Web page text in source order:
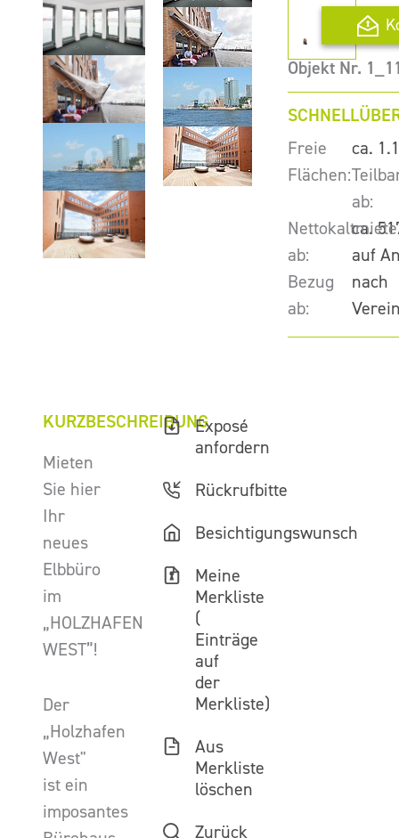
Objekt Nr.
Freie
Flächen:
ca.
ab:
ca.
Nettokaltmiete
ab:
auf
Bezug
ab:
nach
KURZBESCHREIBUNG
Mieten
Sie hier
Ihr
neues
Elbbüro
im
„HOLZHAFEN
WEST”!
Der
„Holzhafen
West"
ist ein
imposantes
Exposé
anfordern
Rückrufbitte
Besichtigungswunsch
Meine
Merkliste
(
Einträge
auf
der
Merkliste)
Aus
Merkliste
löschen
Zurück